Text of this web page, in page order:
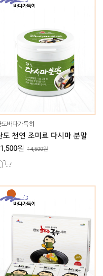
도바다가득히
도 천연 조미료 다시마 분말
원 14,500원